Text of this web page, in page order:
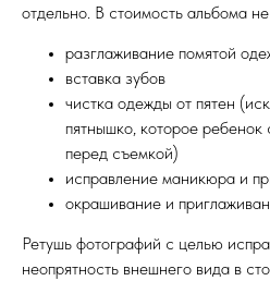
отдельно. В стоимость альбома
разглаживание помятой
вставка зубов
чистка одежды от пятен
пятнышко, которое ребенок
перед съемкой)
исправление маникюра и
окрашивание и
Ретушь фотографий с целью
неопрятность внешнего вида в